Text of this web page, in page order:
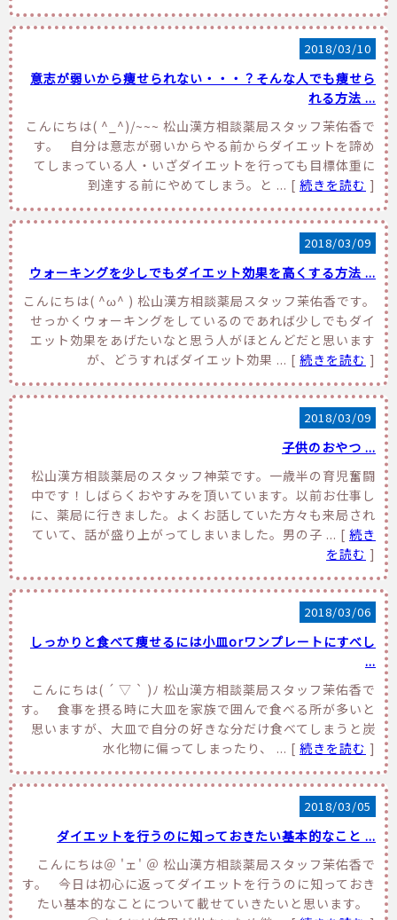
2018/03/10
意志が弱いから痩せられない・・・？そんな人でも痩せら
れる方法 ...
こんにちは( ^_^)/~~~ 松山漢方相談薬局スタッフ茉佑香で
す。 自分は意志が弱いからやる前からダイエットを諦め
てしまっている人・いざダイエットを行っても目標体重に
到達する前にやめてしまう。と ... [ 続きを読む ]
2018/03/09
ウォーキングを少しでもダイエット効果を高くする方法 ...
こんにちは( ^ω^ ) 松山漢方相談薬局スタッフ茉佑香です。
せっかくウォーキングをしているのであれば少しでもダイ
エット効果をあげたいなと思う人がほとんどだと思います
が、どうすればダイエット効果 ... [ 続きを読む ]
2018/03/09
子供のおやつ ...
松山漢方相談薬局のスタッフ神菜です。一歳半の育児奮闘
中です！しばらくおやすみを頂いています。以前お仕事し
に、薬局に行きました。よくお話していた方々も来局され
ていて、話が盛り上がってしまいました。男の子 ... [ 続き
を読む ]
2018/03/06
しっかりと食べて痩せるには小皿orワンプレートにすべし
...
こんにちは( ´ ▽ ` )ﾉ 松山漢方相談薬局スタッフ茉佑香で
す。 食事を摂る時に大皿を家族で囲んで食べる所が多いと
思いますが、大皿で自分の好きな分だけ食べてしまうと炭
水化物に偏ってしまったり、 ... [ 続きを読む ]
2018/03/05
ダイエットを行うのに知っておきたい基本的なこと ...
こんにちは＠ 'ェ' ＠ 松山漢方相談薬局スタッフ茉佑香で
す。 今日は初心に返ってダイエットを行うのに知っておき
たい基本的なことについて載せていきたいと思います。